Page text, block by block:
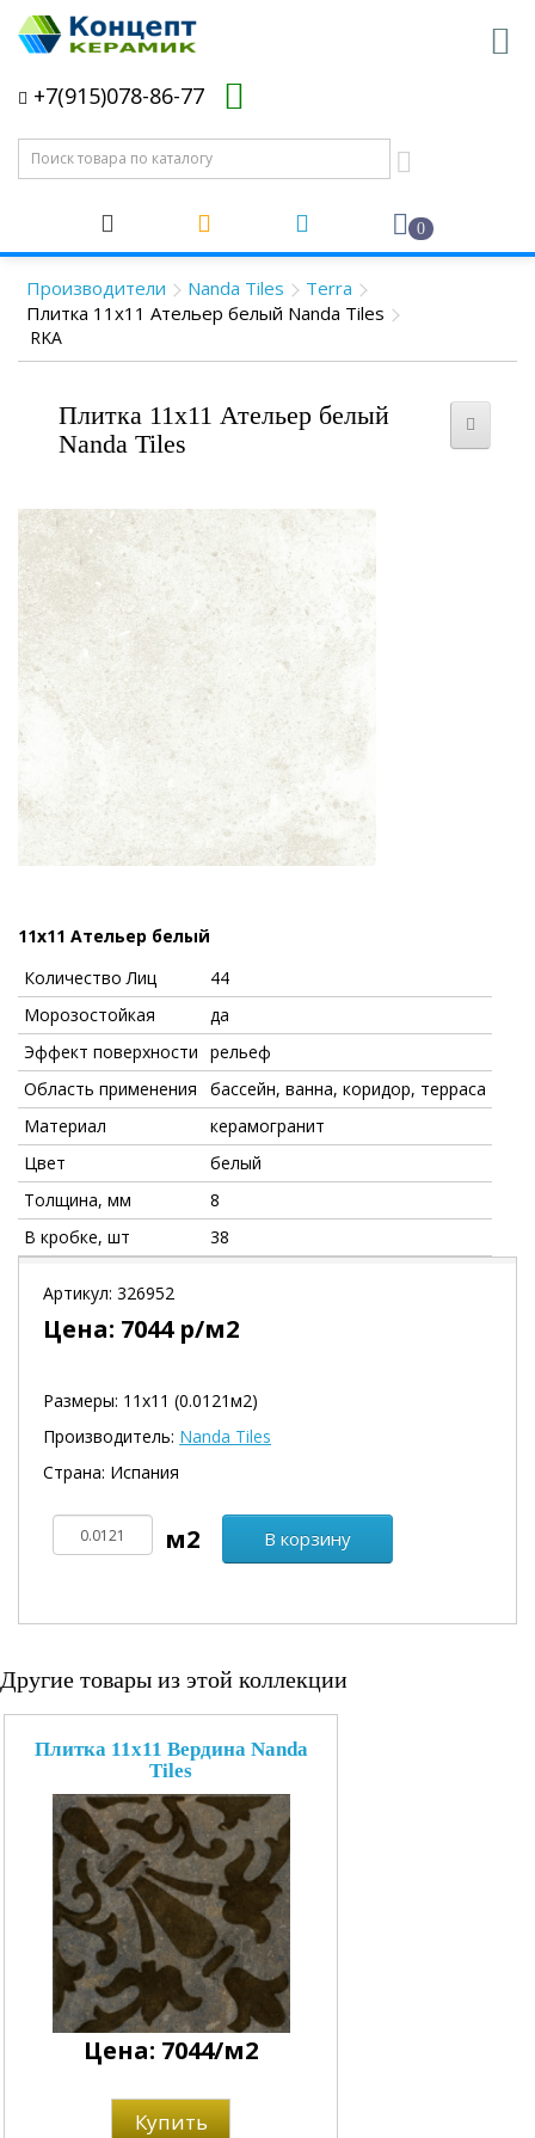
+7(915)078-86-77
0
Производители Nanda Tiles
Terra
Плитка 11x11 Ательер белый Nanda Tiles
RKA
Плитка 11x11 Ательер белый
Nanda Tiles
11x11 Ательер белый
Количество Лиц
44
Морозостойкая
да
Эффект поверхности рельеф
Область применения
бассейн, ванна, коридор, терраса
Материал
керамогранит
Цвет
белый
Толщина, мм
8
В кробке, шт
38
Артикул: 326952
Цена: 7044р/м2
Размеры: 11х11 (0.0121м2)
Производитель: Nanda Tiles
Страна: Испания
В корзину
Другие товары из этой коллекции
Плитка 11x11 Вердина Nanda
Tiles
Цена: 7044/м2
Купить